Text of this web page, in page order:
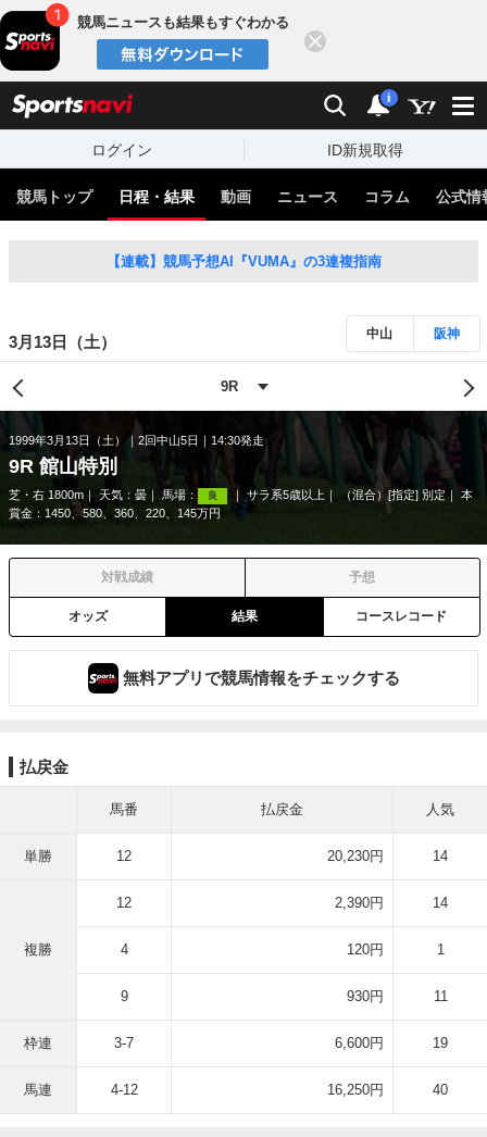
競馬ニュースも結果もすぐわかる
検索 通知
i
ログイン ID新規取得
競馬トップ 日程・結果 動画 ニュース コラム 公式情
【連載】競馬予想AI『VUMA』の3連複指南
3月13日（土） 中山 阪神
1999年3月13日（土） 2回中山5日 14:30発走
9R 館山特別
芝・右 1800m 天気： 曇 馬場： 良 サラ系5歳以上 （混合）[指定] 別定
本
賞金：1450、580、360、220、145万円
対戦成績 予想
オッズ 結果 コースレコード
無料アプリで競馬情報をチェックする
払戻金
馬番 払戻金 人気
単勝 12 20,230円 14
複勝
12 2,390円 14
4 120円 1
9 930円 11
枠連 3-7 6,600円 19
馬連 4-12 16,250円 40